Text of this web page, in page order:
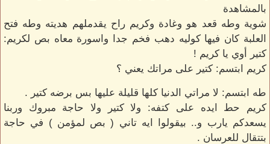
بالمشاهدة
شوية وطه قعد هو وغادة وكريم راح يقدملهم هديته وطه فتح
العلبة كان فيها كوليه دهب فخم جدا واسورة معاه بص لكريم:
كتير أوي يا كريم !
كريم ابتسم: كتير على مراتك يعني ؟
طه ابتسم: لا مراتي الدنيا كلها قليلة عليها بس برضه كتير .
كريم حط ايده على كتفه: ولا كتير ولا حاجة مبروك وربنا
يسعدكم يارب و.. بيقولوا ايه تاني ( بص لمؤمن ) في حاجة
بتتقال للعرسان .